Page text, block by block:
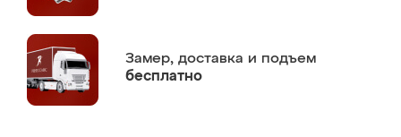
Замер, доставка и подъем
бесплатно